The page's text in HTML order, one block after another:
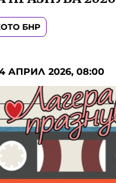
радио
архив
гости
ние?
БНР
АПРИЛ 2026, 08:00